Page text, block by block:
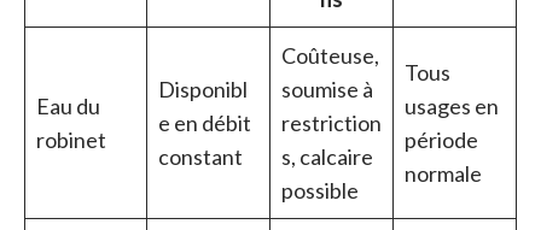
Eau du
robinet
Disponibl
e en débit
constant
Coûteuse,
soumise à
restriction
s, calcaire
possible
Tous
usages en
période
normale